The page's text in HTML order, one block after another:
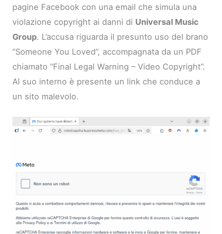
pagine Facebook con una email che simula una
violazione copyright ai danni di Universal Music
Group. L’accusa riguarda il presunto uso del brano
“Someone You Loved”, accompagnata da un PDF
chiamato “Final Legal Warning – Video Copyright”.
Al suo interno è presente un link che conduce a
un sito malevolo.